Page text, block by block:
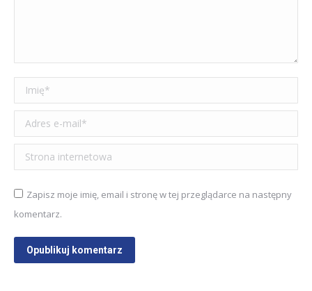
Imię *
Adres e-mail *
Strona internetowa
Zapisz moje imię, email i stronę w tej przeglądarce na następny
komentarz.
Opublikuj komentarz